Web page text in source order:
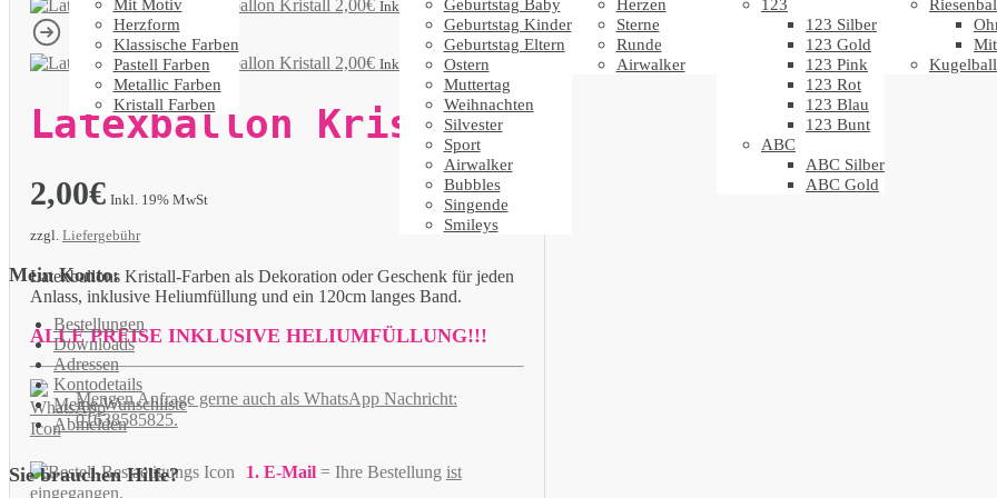
Mit Motiv
Herzform
Klassische Farben
Pastell Farben
Metallic Farben
Kristall Farben
Geburtstag Baby
Geburtstag Kinder
Geburtstag Eltern
Ostern
Muttertag
Weihnachten
Silvester
Sport
Airwalker
Bubbles
Singende
Smileys
Herzen
Sterne
Runde
Airwalker
123
123 Silber
123 Gold
123 Pink
123 Rot
123 Blau
123 Bunt
ABC
ABC Silber
ABC Gold
Mein Konto:
Bestellungen
Downloads
Adressen
Kontodetails
Meine Wunschliste
Abmelden
Sie brauchen Hilfe?
Latexballon Kristall 2,00€ Inkl. 19% MwSt
Latexballon Kristall 2,00€ Inkl. 19% MwSt
Latexballon Kristall
2,00€ Inkl. 19% MwSt
zzgl. Liefergebühr
Latexballons Kristall-Farben als Dekoration oder Geschenk für jeden
Anlass, inklusive Heliumfüllung und ein 120cm langes Band.
ALLE PREISE INKLUSIVE HELIUMFÜLLUNG!!!
Mengen Anfrage gerne auch als WhatsApp Nachricht:
01638585825.
1. E-Mail= Ihre Bestellung ist
eingegangen.